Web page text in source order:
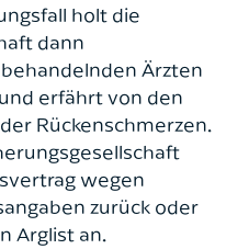
holt die
dann
Ärzten
erfährt von den
Rückenschmerzen.
wegen
zurück oder
Arglist an.